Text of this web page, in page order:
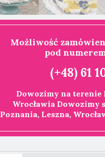
Możliwość
pod
(+48) 61
Dowozimy na terenie
Wrocławia Dowozimy
Poznania, Leszna,